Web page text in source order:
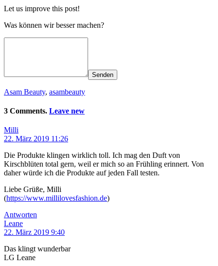
Let us improve this post!
Was können wir besser machen?
Senden
Asam Beauty, asambeauty
3 Comments. Leave new
Milli
22. März 2019 11:26
Die Produkte klingen wirklich toll. Ich mag den Duft von
Kirschblüten total gern, weil er mich so an Frühling erinnert. Von
daher würde ich die Produkte auf jeden Fall testen.
Liebe Grüße, Milli
(https://www.millilovesfashion.de)
Antworten
Leane
22. März 2019 9:40
Das klingt wunderbar
LG Leane